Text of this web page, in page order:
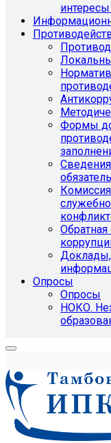
Формы
Доклады,
Опросы
Опросы
НОКО.